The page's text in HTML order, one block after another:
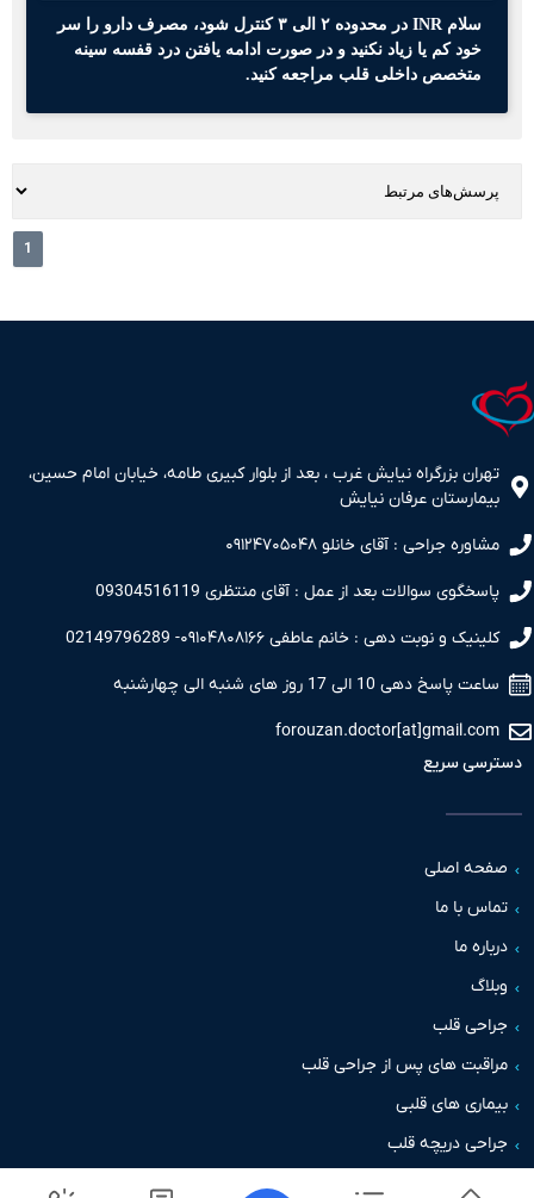
سلام INR در محدوده ۲ الی ۳ کنترل شود، مصرف دارو را سر
خود کم یا زیاد نکنید و در صورت ادامه یافتن درد قفسه سینه
متخصص داخلی قلب مراجعه کنید.
1
تهران بزرگراه نیایش غرب ، بعد از بلوار کبیری طامه، خیابان امام حسین،
بیمارستان عرفان نیایش
مشاوره جراحی : آقای خانلو ۰۹۱۲۴۷۰۵۰۴۸
پاسخگوی سوالات بعد از عمل : آقای منتظری 09304516119
کلینیک و نوبت دهی : خانم عاطفی ۰۹۱۰۴۸۰۸۱۶۶- 02149796289
ساعت پاسخ دهی 10 الی 17 روز های شنبه الی چهارشنبه
forouzan.doctor[at]gmail.com
دسترسی سریع
صفحه اصلی
تماس با ما
درباره ما
وبلاگ
جراحی قلب
مراقبت های پس از جراحی قلب
بیماری های قلبی
جراحی دریچه قلب